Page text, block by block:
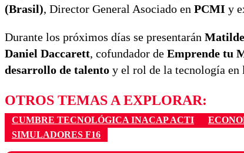
(Brasil), Director General Asociado en PCMI y
Durante los próximos días se presentarán
Daniel Daccarett, cofundador de Emprende tu
desarrollo de talento y el rol de la tecnología en
OTROS TEMAS A EXPLORAR:
CUMBRE TECNOLÓGICA INACAP ACTI
SIMULADORES F16